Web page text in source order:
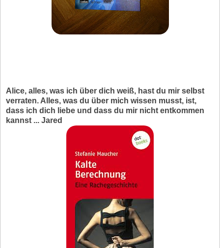
Alice, alles, was ich über dich weiß, hast du mir selbst
verraten. Alles, was du über mich wissen musst, ist,
dass ich dich liebe und dass du mir nicht entkommen
kannst ... Jared